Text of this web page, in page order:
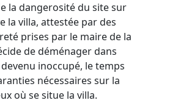
la dangerosité du site sur
la villa, attestée par des
prises par le maire de la
de déménager dans
inoccupé, le temps
nécessaires sur la
où se situe la villa.